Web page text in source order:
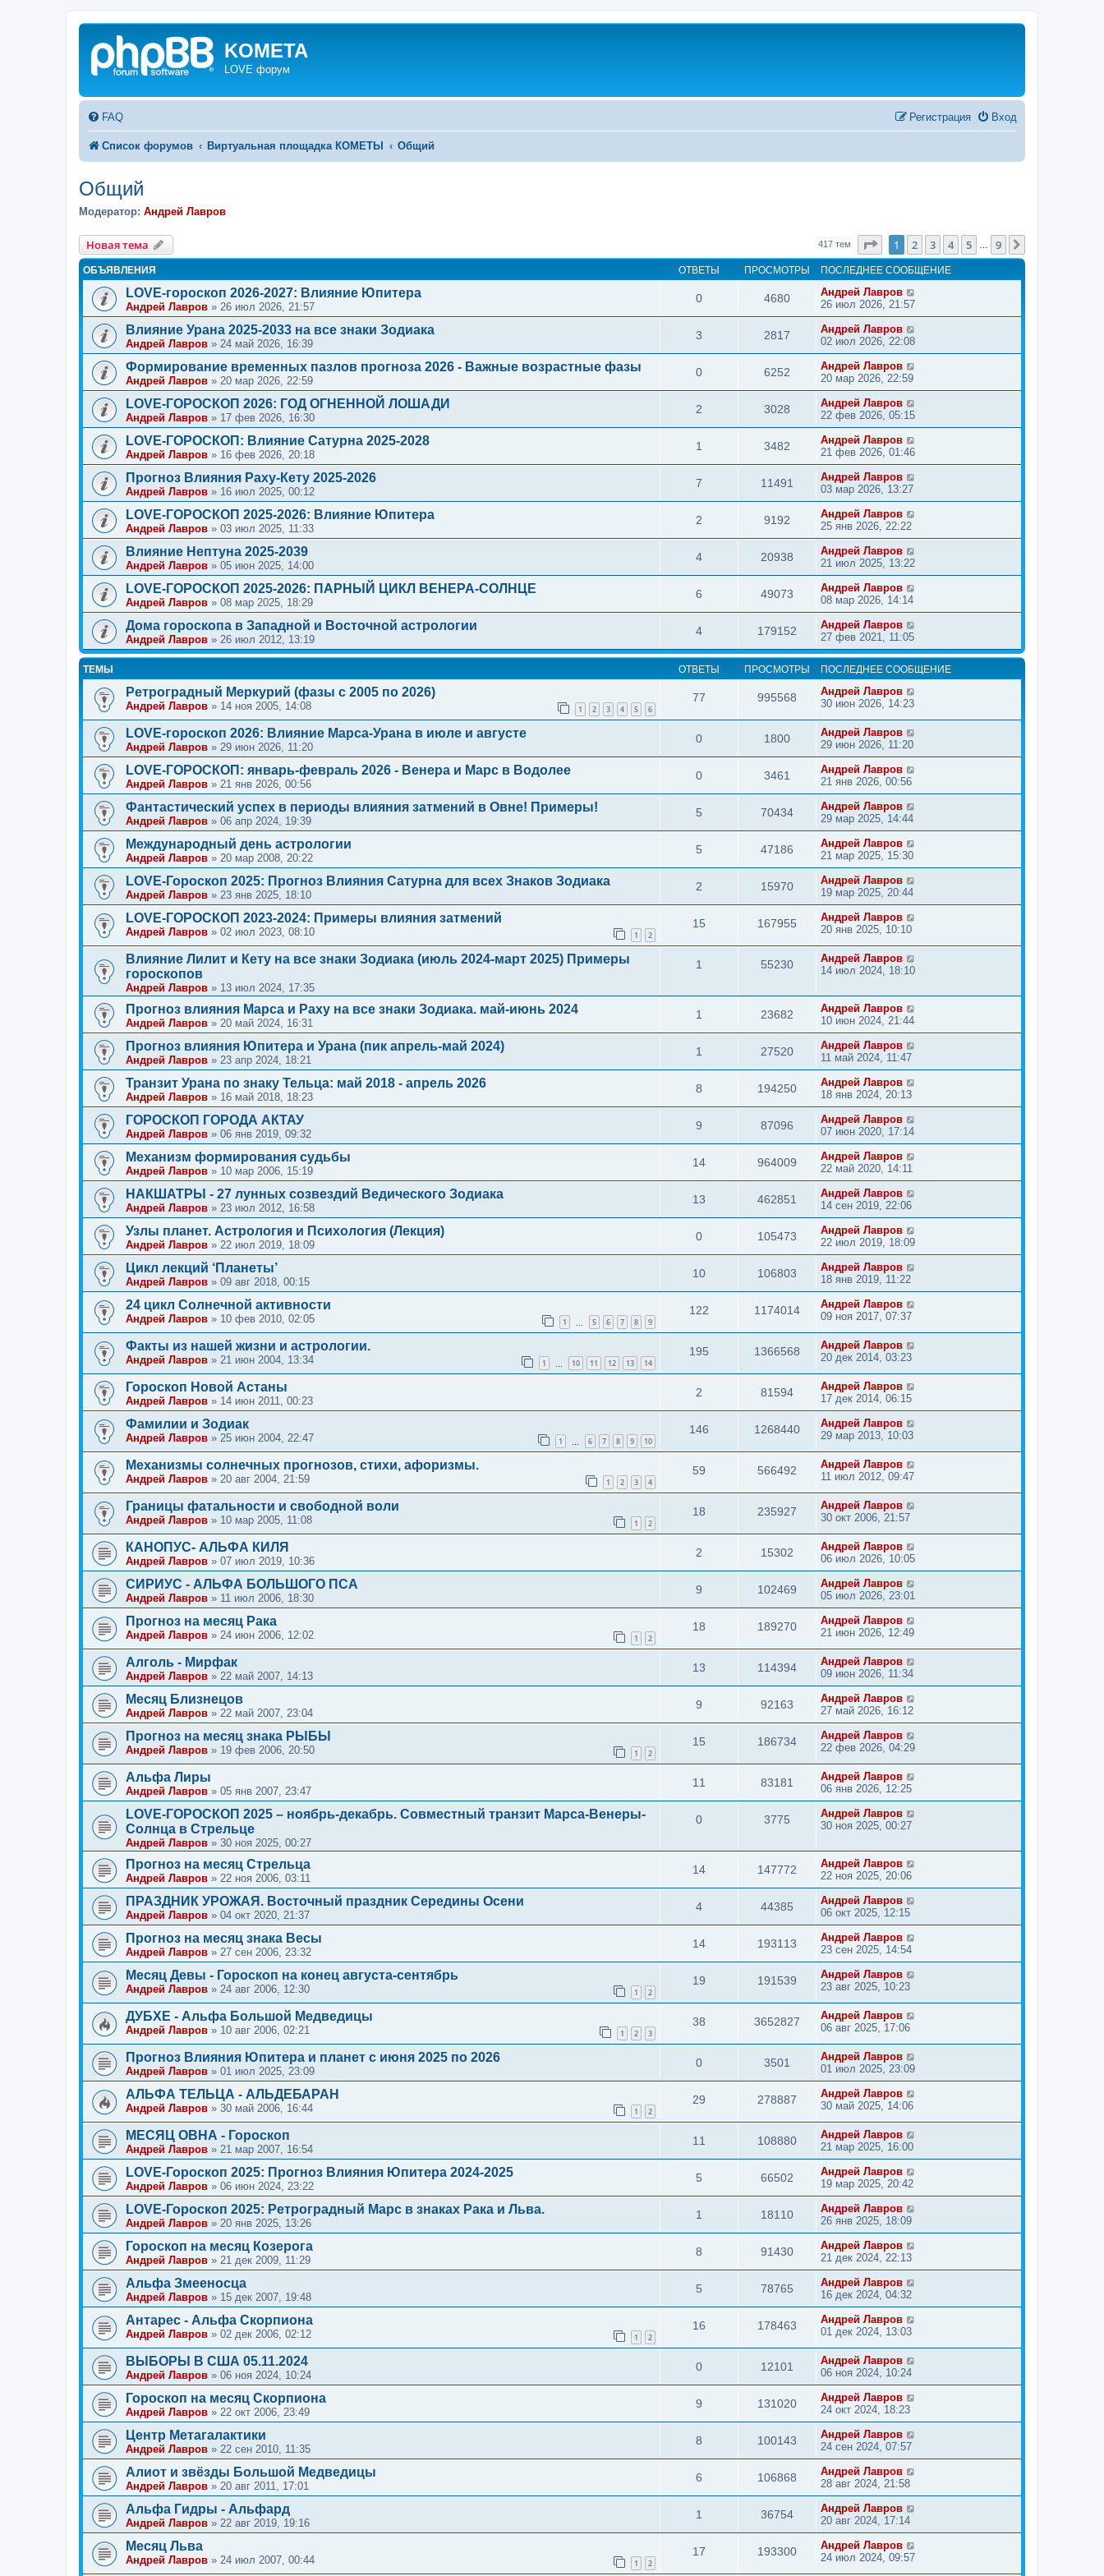
KOMETA
LOVE форум
FAQ Вход
Регистрация
Список форумов Виртуальная площадка КОМЕТЫ Общий
Общий
Модератор: Андрей Лавров
Новая тема 417 тем Страница1 из
1 2 3 4 5 9
ОБЪЯВЛЕНИЯ ОТВЕТЫ ПРОСМОТРЫ ПОСЛЕДНЕЕ СООБЩЕНИЕ
LOVE-гороскоп 2026-2027: Влияние Юпитера
Андрей Лавров » 26 июл 2026, 21:57
0 4680
Андрей Лавров
26 июл 2026, 21:57
Влияние Урана 2025-2033 на все знаки Зодиака
Андрей Лавров » 24 май 2026, 16:39
3 2817
Андрей Лавров
02 июл 2026, 22:08
Формирование временных пазлов прогноза 2026 - Важные возрастные фазы
Андрей Лавров » 20 мар 2026, 22:59
0 6252
Андрей Лавров
20 мар 2026, 22:59
LOVE-ГОРОСКОП 2026: ГОД ОГНЕННОЙ ЛОШАДИ
Андрей Лавров » 17 фев 2026, 16:30
2 3028
Андрей Лавров
22 фев 2026, 05:15
LOVE-ГОРОСКОП: Влияние Сатурна 2025-2028
Андрей Лавров » 16 фев 2026, 20:18
1 3482
Андрей Лавров
21 фев 2026, 01:46
Прогноз Влияния Раху-Кету 2025-2026
Андрей Лавров » 16 июл 2025, 00:12
7 11491
Андрей Лавров
03 мар 2026, 13:27
LOVE-ГОРОСКОП 2025-2026: Влияние Юпитера
Андрей Лавров » 03 июл 2025, 11:33
2 9192
Андрей Лавров
25 янв 2026, 22:22
Влияние Нептуна 2025-2039
Андрей Лавров » 05 июн 2025, 14:00
4 20938
Андрей Лавров
21 июл 2025, 13:22
LOVE-ГОРОСКОП 2025-2026: ПАРНЫЙ ЦИКЛ ВЕНЕРА-СОЛНЦЕ
Андрей Лавров » 08 мар 2025, 18:29
6 49073
Андрей Лавров
08 мар 2026, 14:14
Дома гороскопа в Западной и Восточной астрологии
Андрей Лавров » 26 июл 2012, 13:19
4 179152
Андрей Лавров
27 фев 2021, 11:05
ТЕМЫ ОТВЕТЫ ПРОСМОТРЫ ПОСЛЕДНЕЕ СООБЩЕНИЕ
Ретроградный Меркурий (фазы с 2005 по 2026)
Андрей Лавров » 14 ноя 2005, 14:08 1 2 3 4 5 6
77 995568
Андрей Лавров
30 июн 2026, 14:23
LOVE-гороскоп 2026: Влияние Марса-Урана в июле и августе
Андрей Лавров » 29 июн 2026, 11:20
0 1800
Андрей Лавров
29 июн 2026, 11:20
LOVE-ГОРОСКОП: январь-февраль 2026 - Венера и Марс в Водолее
Андрей Лавров » 21 янв 2026, 00:56
0 3461
Андрей Лавров
21 янв 2026, 00:56
Фантастический успех в периоды влияния затмений в Овне! Примеры!
Андрей Лавров » 06 апр 2024, 19:39
5 70434
Андрей Лавров
29 мар 2025, 14:44
Международный день астрологии
Андрей Лавров » 20 мар 2008, 20:22
5 47186
Андрей Лавров
21 мар 2025, 15:30
LOVE-Гороскоп 2025: Прогноз Влияния Сатурна для всех Знаков Зодиака
Андрей Лавров » 23 янв 2025, 18:10
2 15970
Андрей Лавров
19 мар 2025, 20:44
LOVE-ГОРОСКОП 2023-2024: Примеры влияния затмений
Андрей Лавров » 02 июл 2023, 08:10 1 2
15 167955
Андрей Лавров
20 янв 2025, 10:10
Влияние Лилит и Кету на все знаки Зодиака (июль 2024-март 2025) Примеры
гороскопов
Андрей Лавров » 13 июл 2024, 17:35
1 55230
Андрей Лавров
14 июл 2024, 18:10
Прогноз влияния Марса и Раху на все знаки Зодиака. май-июнь 2024
Андрей Лавров » 20 май 2024, 16:31
1 23682
Андрей Лавров
10 июн 2024, 21:44
Прогноз влияния Юпитера и Урана (пик апрель-май 2024)
Андрей Лавров » 23 апр 2024, 18:21
1 27520
Андрей Лавров
11 май 2024, 11:47
Транзит Урана по знаку Тельца: май 2018 - апрель 2026
Андрей Лавров » 16 май 2018, 18:23
8 194250
Андрей Лавров
18 янв 2024, 20:13
ГОРОСКОП ГОРОДА АКТАУ
Андрей Лавров » 06 янв 2019, 09:32
9 87096
Андрей Лавров
07 июн 2020, 17:14
Механизм формирования судьбы
Андрей Лавров » 10 мар 2006, 15:19
14 964009
Андрей Лавров
22 май 2020, 14:11
НАКШАТРЫ - 27 лунных созвездий Ведического Зодиака
Андрей Лавров » 23 июл 2012, 16:58
13 462851
Андрей Лавров
14 сен 2019, 22:06
Узлы планет. Астрология и Психология (Лекция)
Андрей Лавров » 22 июл 2019, 18:09
0 105473
Андрей Лавров
22 июл 2019, 18:09
Цикл лекций ‘Планеты’
Андрей Лавров » 09 авг 2018, 00:15
10 106803
Андрей Лавров
18 янв 2019, 11:22
24 цикл Солнечной активности
Андрей Лавров » 10 фев 2010, 02:05 1 5 6 7 8 9
122 1174014
Андрей Лавров
09 ноя 2017, 07:37
Факты из нашей жизни и астрологии.
Андрей Лавров » 21 июн 2004, 13:34 1 10 11 12 13 14
195 1366568
Андрей Лавров
20 дек 2014, 03:23
Гороскоп Новой Астаны
Андрей Лавров » 14 июн 2011, 00:23
2 81594
Андрей Лавров
17 дек 2014, 06:15
Фамилии и Зодиак
Андрей Лавров » 25 июн 2004, 22:47 1 6 7 8 9 10
146 1268440
Андрей Лавров
29 мар 2013, 10:03
Механизмы солнечных прогнозов, стихи, афоризмы.
Андрей Лавров » 20 авг 2004, 21:59 1 2 3 4
59 566492
Андрей Лавров
11 июл 2012, 09:47
Границы фатальности и свободной воли
Андрей Лавров » 10 мар 2005, 11:08 1 2
18 235927
Андрей Лавров
30 окт 2006, 21:57
КАНОПУС- АЛЬФА КИЛЯ
Андрей Лавров » 07 июл 2019, 10:36
2 15302
Андрей Лавров
06 июл 2026, 10:05
СИРИУС - АЛЬФА БОЛЬШОГО ПСА
Андрей Лавров » 11 июл 2006, 18:30
9 102469
Андрей Лавров
05 июл 2026, 23:01
Прогноз на месяц Рака
Андрей Лавров » 24 июн 2006, 12:02 1 2
18 189270
Андрей Лавров
21 июн 2026, 12:49
Алголь - Мирфак
Андрей Лавров » 22 май 2007, 14:13
13 114394
Андрей Лавров
09 июн 2026, 11:34
Месяц Близнецов
Андрей Лавров » 22 май 2007, 23:04
9 92163
Андрей Лавров
27 май 2026, 16:12
Прогноз на месяц знака РЫБЫ
Андрей Лавров » 19 фев 2006, 20:50 1 2
15 186734
Андрей Лавров
22 фев 2026, 04:29
Альфа Лиры
Андрей Лавров » 05 янв 2007, 23:47
11 83181
Андрей Лавров
06 янв 2026, 12:25
LOVE-ГОРОСКОП 2025 – ноябрь-декабрь. Совместный транзит Марса-Венеры-
Солнца в Стрельце
Андрей Лавров » 30 ноя 2025, 00:27
0 3775
Андрей Лавров
30 ноя 2025, 00:27
Прогноз на месяц Стрельца
Андрей Лавров » 22 ноя 2006, 03:11
14 147772
Андрей Лавров
22 ноя 2025, 20:06
ПРАЗДНИК УРОЖАЯ. Восточный праздник Середины Осени
Андрей Лавров » 04 окт 2020, 21:37
4 44385
Андрей Лавров
06 окт 2025, 12:15
Прогноз на месяц знака Весы
Андрей Лавров » 27 сен 2006, 23:32
14 193113
Андрей Лавров
23 сен 2025, 14:54
Месяц Девы - Гороскоп на конец августа-сентябрь
Андрей Лавров » 24 авг 2006, 12:30 1 2
19 191539
Андрей Лавров
23 авг 2025, 10:23
ДУБХЕ - Альфа Большой Медведицы
Андрей Лавров » 10 авг 2006, 02:21 1 2 3
38 3652827
Андрей Лавров
06 авг 2025, 17:06
Прогноз Влияния Юпитера и планет с июня 2025 по 2026
Андрей Лавров » 01 июл 2025, 23:09
0 3501
Андрей Лавров
01 июл 2025, 23:09
АЛЬФА ТЕЛЬЦА - АЛЬДЕБАРАН
Андрей Лавров » 30 май 2006, 16:44 1 2
29 278887
Андрей Лавров
30 май 2025, 14:06
МЕСЯЦ ОВНА - Гороскоп
Андрей Лавров » 21 мар 2007, 16:54
11 108880
Андрей Лавров
21 мар 2025, 16:00
LOVE-Гороскоп 2025: Прогноз Влияния Юпитера 2024-2025
Андрей Лавров » 06 июн 2024, 23:22
5 66502
Андрей Лавров
19 мар 2025, 20:42
LOVE-Гороскоп 2025: Ретроградный Марс в знаках Рака и Льва.
Андрей Лавров » 20 янв 2025, 13:26
1 18110
Андрей Лавров
26 янв 2025, 18:09
Гороскоп на месяц Козерога
Андрей Лавров » 21 дек 2009, 11:29
8 91430
Андрей Лавров
21 дек 2024, 22:13
Альфа Змееносца
Андрей Лавров » 15 дек 2007, 19:48
5 78765
Андрей Лавров
16 дек 2024, 04:32
Антарес - Альфа Скорпиона
Андрей Лавров » 02 дек 2006, 02:12 1 2
16 178463
Андрей Лавров
01 дек 2024, 13:03
ВЫБОРЫ В США 05.11.2024
Андрей Лавров » 06 ноя 2024, 10:24
0 12101
Андрей Лавров
06 ноя 2024, 10:24
Гороскоп на месяц Скорпиона
Андрей Лавров » 22 окт 2006, 23:49
9 131020
Андрей Лавров
24 окт 2024, 18:23
Центр Метагалактики
Андрей Лавров » 22 сен 2010, 11:35
8 100143
Андрей Лавров
24 сен 2024, 07:57
Алиот и звёзды Большой Медведицы
Андрей Лавров » 20 авг 2011, 17:01
6 106868
Андрей Лавров
28 авг 2024, 21:58
Альфа Гидры - Альфард
Андрей Лавров » 22 авг 2019, 19:16
1 36754
Андрей Лавров
20 авг 2024, 17:14
Месяц Льва
Андрей Лавров » 24 июл 2007, 00:44 1 2
17 193300
Андрей Лавров
24 июл 2024, 09:57